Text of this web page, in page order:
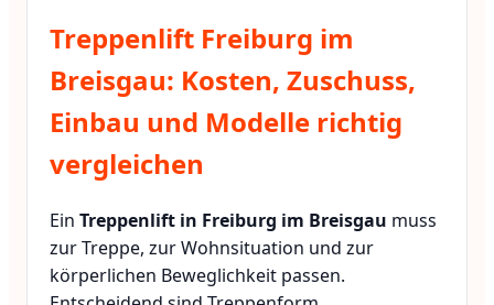
Treppenlift Freiburg im
Breisgau: Kosten, Zuschuss,
Einbau und Modelle richtig
vergleichen
Ein Treppenlift in Freiburg im Breisgau muss
zur Treppe, zur Wohnsituation und zur
körperlichen Beweglichkeit passen.